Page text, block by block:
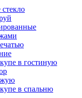
в гостиную
в спальню